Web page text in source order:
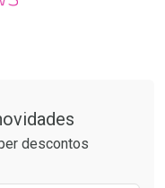
R$ 41,27/cada
descontos